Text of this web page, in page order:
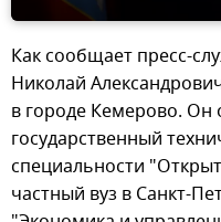
Как сообщает пресс-
Николай
в городе Кемерово. Он
государственный
специальности
частный вуз в Санкт-